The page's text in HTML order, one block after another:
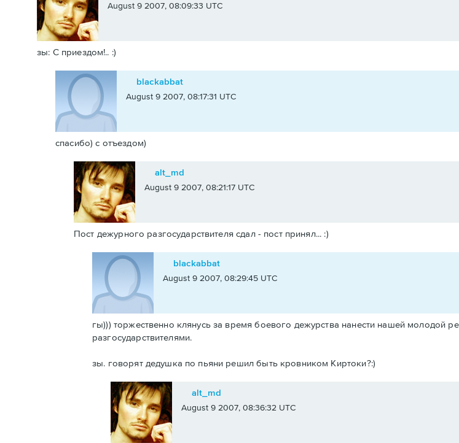
August 9 2007, 08:09:33 UTC
зы: С приездом!.. :)
blackabbat
August 9 2007, 08:17:31 UTC
спасибо) с отъездом)
alt_md
August 9 2007, 08:21:17 UTC
Пост дежурного разгосударствителя сдал - пост принял... :)
blackabbat
August 9 2007, 08:29:45 UTC
гы))) торжественно клянусь за время боевого дежурства нанести нашей молодой
разгосударствителями.
зы. говорят дедушка по пьяни решил быть кровником Киртоки?:)
alt_md
August 9 2007, 08:36:32 UTC